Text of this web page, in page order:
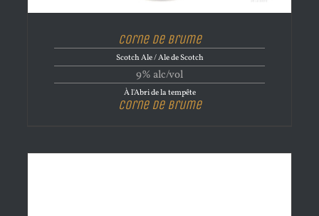
Corne de brume
Scotch Ale / Ale de Scotch
9% alc/vol
À l'Abri de la tempête
Corne de brume